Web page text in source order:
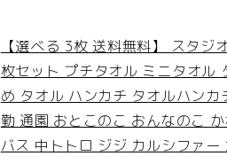
【選べる 3枚 送料無料】 スタジ
枚セット プチタオル ミニタオル
め タオル ハンカチ タオルハンカ
勤 通園 おとこのこ おんなのこ
バス 中トトロ ジジ カルシファー